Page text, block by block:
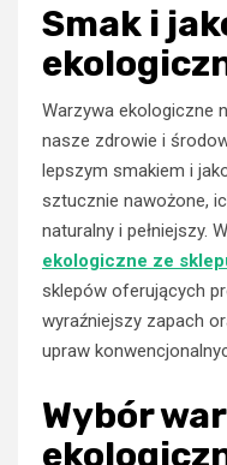
Smak i
Warzywa ekologiczne
nasze zdrowie i
lepszym smakiem i
sztucznie nawożone,
naturalny i pełniejszy.
ekologiczne ze
sklepów oferujących
wyraźniejszy zapach
upraw
Wybór